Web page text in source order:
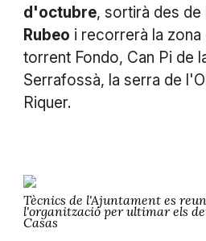
d'octubre, sortirà des
Rubeo i recorrerà la zona
torrent Fondo, Can Pi de
Serrafossà, la serra de
Riquer.
Tècnics de l'Ajuntament es
l'organització per ultimar els
Casas